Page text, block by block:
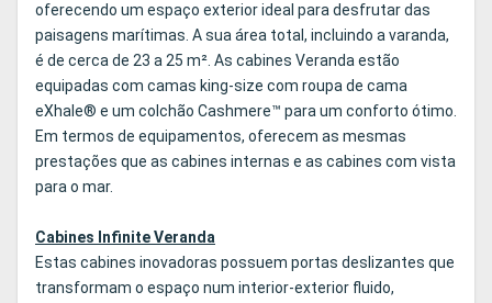
oferecendo um espaço exterior ideal para desfrutar das
paisagens marítimas. A sua área total, incluindo a varanda,
é de cerca de 23 a 25 m². As cabines Veranda estão
equipadas com camas king-size com roupa de cama
eXhale® e um colchão Cashmere™ para um conforto ótimo.
Em termos de equipamentos, oferecem as mesmas
prestações que as cabines internas e as cabines com vista
para o mar.
Cabines Infinite Veranda
Estas cabines inovadoras possuem portas deslizantes que
transformam o espaço num interior-exterior fluido,